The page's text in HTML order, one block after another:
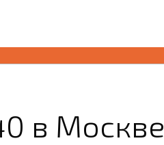
в Москве